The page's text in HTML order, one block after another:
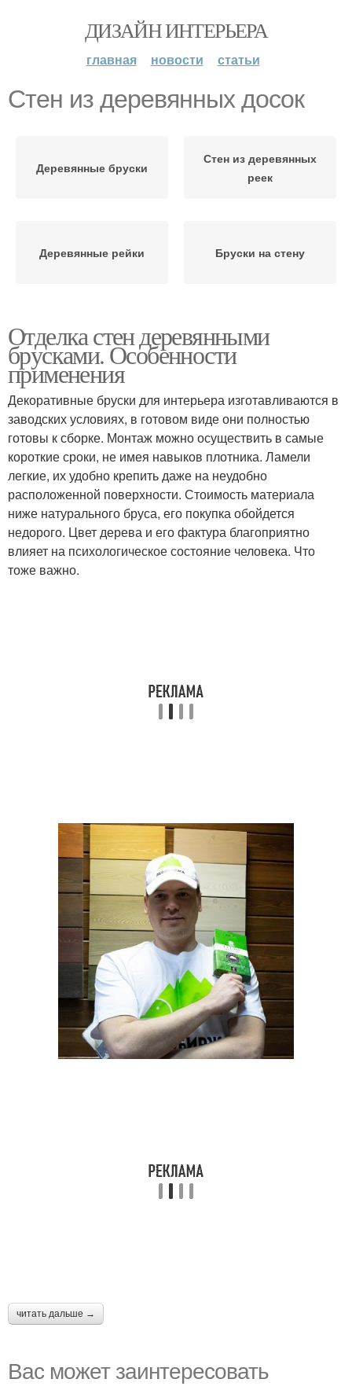
ДИЗАЙН ИНТЕРЬЕРА
главная новости статьи
Стен из деревянных досок
Деревянные бруски
Стен из деревянных
реек
Деревянные рейки Бруски на стену
Отделка стен деревянными
брусками. Особенности
применения
Декоративные бруски для интерьера изготавливаются в
заводских условиях, в готовом виде они полностью
готовы к сборке. Монтаж можно осуществить в самые
короткие сроки, не имея навыков плотника. Ламели
легкие, их удобно крепить даже на неудобно
расположенной поверхности. Стоимость материала
ниже натурального бруса, его покупка обойдется
недорого. Цвет дерева и его фактура благоприятно
влияет на психологическое состояние человека. Что
тоже важно.
читать дальше →
Вас может заинтересовать